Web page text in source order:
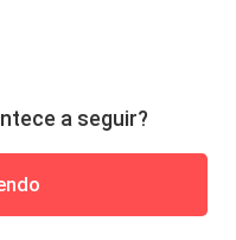
a seguir?